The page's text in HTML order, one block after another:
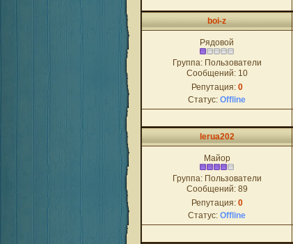
boi-z
Рядовой
Группа: Пользователи
Сообщений: 10
Репутация: 0
Статус: Offline
lerua202
Майор
Группа: Пользователи
Сообщений: 89
Репутация: 0
Статус: Offline